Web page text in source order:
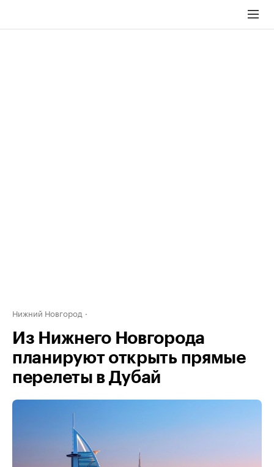
Нижний Новгород
Из Нижнего Новгорода
планируют открыть прямые
перелеты в Дубай